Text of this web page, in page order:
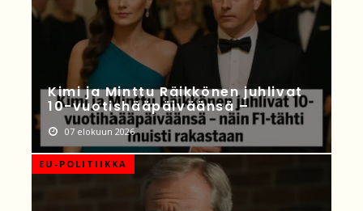
Kimi ja Minttu Räikkönen juhlivat
10-vuotishääpäiväänsä –
07 elokuun 2026
EU-POLITIIKKA